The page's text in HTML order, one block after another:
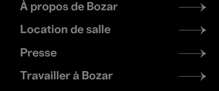
Footer
menu
À propos de Bozar
Location de salle
Presse
Travailler à Bozar